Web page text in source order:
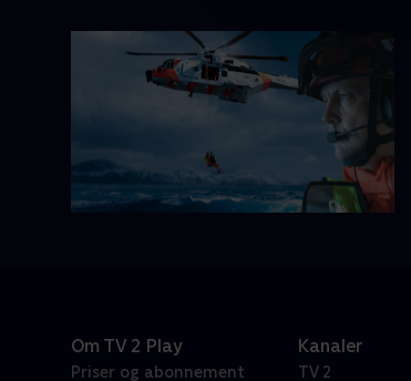
Om TV 2 Play
Priser og abonnement
Kanaler
TV 2